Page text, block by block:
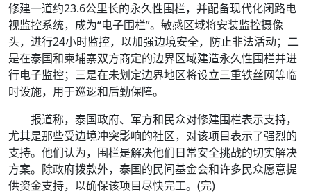
修建一道约23.6公里长的永久性围栏，并配备现代化闭路电
视监控系统，成为“电子围栏”。敏感区域将安装监控摄像
头，进行24小时监控，以加强边境安全，防止非法活动；二
是在泰国和柬埔寨双方商定的边界区域建造永久性围栏并进
行电子监控；三是在未划定边界地区将设立三重铁丝网等临
时设施，用于巡逻和后勤保障。
报道称，泰国政府、军方和民众对修建围栏表示支持，
尤其是那些受边境冲突影响的社区，对该项目表示了强烈的
支持。他们认为，围栏是解决他们日常安全挑战的切实解决
方案。除政府拨款外，泰国的民间基金会和许多民众愿意提
供资金支持，以确保该项目尽快完工。(完)